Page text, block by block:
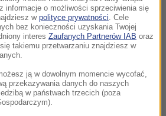
w trzech gemach zawodniczki
Czeszka powoli się
w pewnym momencie
jednak do urodzonej w
informacje o możliwości sprzeciwienia się
w polityce prywatności . Cele
bez konieczności uzyskania Twojej
interes Zaufanych Partnerów IAB oraz
takiemu przetwarzaniu znajdziesz w
ją w dowolnym momencie wycofać,
przekazywania danych do naszych
w państwach trzecich (poza